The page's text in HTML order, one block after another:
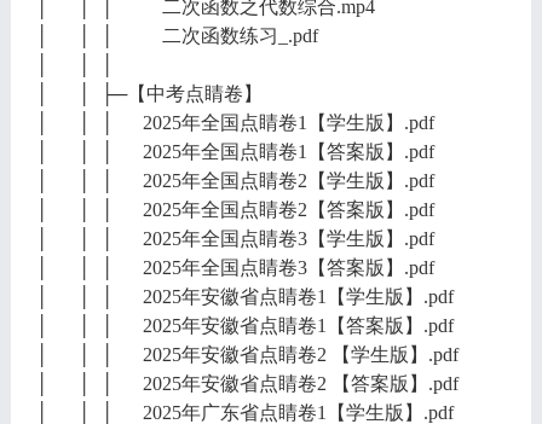
│ │ │ 二次函数之代数综合.mp4
│ │ │ 二次函数练习_.pdf
│ │ ├─【中考点睛卷】
│ │ │ 2025年全国点睛卷1【学生版】.pdf
│ │ │ 2025年全国点睛卷1【答案版】.pdf
│ │ │ 2025年全国点睛卷2【学生版】.pdf
│ │ │ 2025年全国点睛卷2【答案版】.pdf
│ │ │ 2025年全国点睛卷3【学生版】.pdf
│ │ │ 2025年全国点睛卷3【答案版】.pdf
│ │ │ 2025年安徽省点睛卷1【学生版】.pdf
│ │ │ 2025年安徽省点睛卷1【答案版】.pdf
│ │ │ 2025年安徽省点睛卷2 【学生版】.pdf
│ │ │ 2025年安徽省点睛卷2 【答案版】.pdf
│ │ │ 2025年广东省点睛卷1【学生版】.pdf